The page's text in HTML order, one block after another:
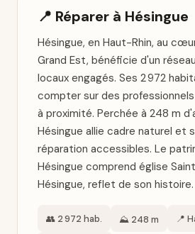
📍 Réparer à Hésingue
Hésingue, en Haut-Rhin, au
Grand Est, bénéficie d'un
locaux engagés. Ses 2 972
compter sur des
à proximité. Perchée à 248 m
Hésingue allie cadre naturel et
réparation accessibles. Le
Hésingue comprend église
Hésingue, reflet de son histoire.
👥 2 972 hab. ⛰️ 248 m 📍